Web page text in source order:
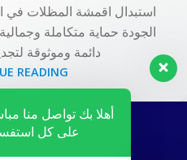
الجودة حماية متكاملة
دائمة وموثوقة
READING
أهلا بك تواصل منا
على كل